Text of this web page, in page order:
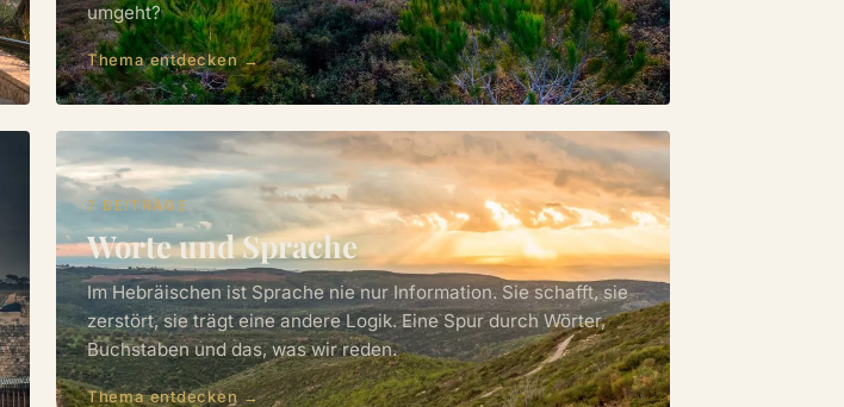
umgeht?
Thema entdecken →
7 BEITRÄGE
Worte und Sprache
Im Hebräischen ist Sprache nie nur Information. Sie schafft, sie
zerstört, sie trägt eine andere Logik. Eine Spur durch Wörter,
Buchstaben und das, was wir reden.
Thema entdecken →